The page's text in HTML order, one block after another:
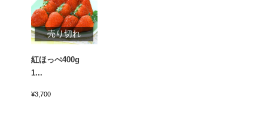
売り切れ
紅ほっぺ400g
1...
¥3,700